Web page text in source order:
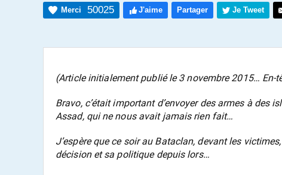
Merci 50025 J'aime Partager Je Tweet
(Article initialement publié le 3 novembre 2015… En-
Bravo, c’était important d’envoyer des armes à des
Assad, qui ne nous avait jamais rien fait…
J’espère que ce soir au Bataclan, devant les
décision et sa politique depuis lors…